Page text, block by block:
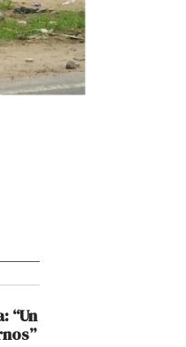
“Un